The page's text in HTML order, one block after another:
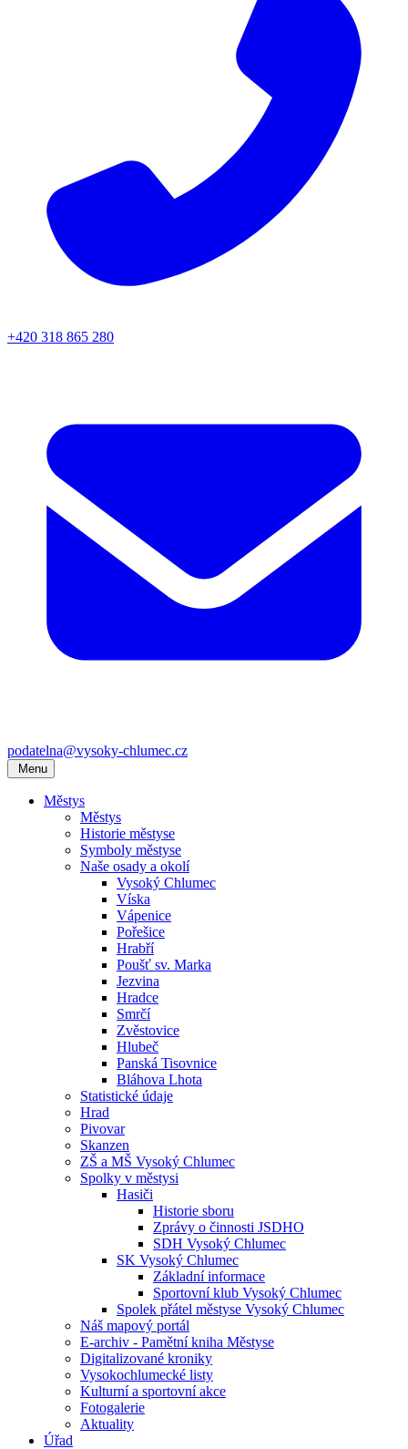
+420 318 865 280
podatelna@vysoky-chlumec.cz
Menu
Městys
Městys
Historie městyse
Symboly městyse
Naše osady a okolí
Vysoký Chlumec
Víska
Vápenice
Pořešice
Hrabří
Poušť sv. Marka
Jezvina
Hradce
Smrčí
Zvěstovice
Hlubeč
Panská Tisovnice
Bláhova Lhota
Statistické údaje
Hrad
Pivovar
Skanzen
ZŠ a MŠ Vysoký Chlumec
Spolky v městysi
Hasiči
Historie sboru
Zprávy o činnosti JSDHO
SDH Vysoký Chlumec
SK Vysoký Chlumec
Základní informace
Sportovní klub Vysoký Chlumec
Spolek přátel městyse Vysoký Chlumec
Náš mapový portál
E-archiv - Pamětní kniha Městyse
Digitalizované kroniky
Vysokochlumecké listy
Kulturní a sportovní akce
Fotogalerie
Aktuality
Úřad